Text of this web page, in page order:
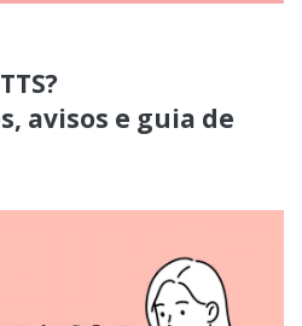
avisos e guia de